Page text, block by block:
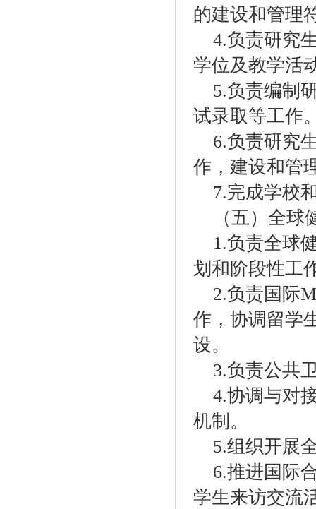
的建设和管理
4.负责研究
学位及教学活
5.负责编制
试录取等工作
6.负责研究
作，建设和管
7.完成学校
（五）全
1.负责全球
划和阶段性工
2.负责国际
作，协调留学
设。
3.负责公共
4.协调与对
机制。
5.组织开展
6.推进国际
学生来访交流